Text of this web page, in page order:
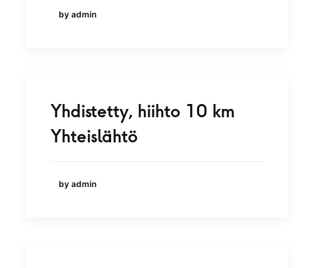
by admin
Yhdistetty, hiihto 10 km
Yhteislähtö
by admin